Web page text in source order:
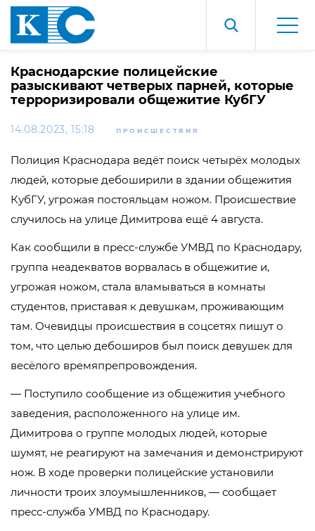
Краснодарские полицейские
разыскивают четверых парней, которые
терроризировали общежитие КубГУ
14.08.2023, 15:18 ПРОИСШЕСТВИЯ
Полиция Краснодара ведёт поиск четырёх молодых
людей, которые дебоширили в здании общежития
КубГУ, угрожая постояльцам ножом. Происшествие
случилось на улице Димитрова ещё 4 августа.
Как сообщили в пресс-службе УМВД по Краснодару,
группа неадекватов ворвалась в общежитие и,
угрожая ножом, стала вламываться в комнаты
студентов, приставая к девушкам, проживающим
там. Очевидцы происшествия в соцсетях пишут о
том, что целью дебоширов был поиск девушек для
весёлого времяпрепровождения.
— Поступило сообщение из общежития учебного
заведения, расположенного на улице им.
Димитрова о группе молодых людей, которые
шумят, не реагируют на замечания и демонстрируют
нож. В ходе проверки полицейские установили
личности троих злоумышленников, — сообщает
пресс-служба УМВД по Краснодару.